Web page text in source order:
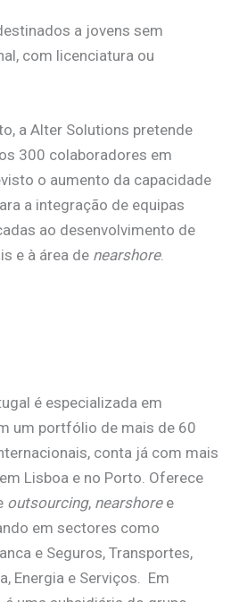
a jovens sem
com licenciatura ou
a Alter Solutions pretende
300 colaboradores em
o aumento da capacidade
a integração de equipas
ao desenvolvimento de
e à área de nearshore.
é especializada em
um portfólio de mais de 60
conta já com mais
Lisboa e no Porto. Oferece
outsourcing, nearshoree
em sectores como
e Seguros, Transportes,
Energia e Serviços. Em